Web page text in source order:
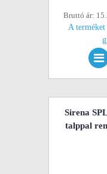
Bruttó ár:
A
Sirena
talppal